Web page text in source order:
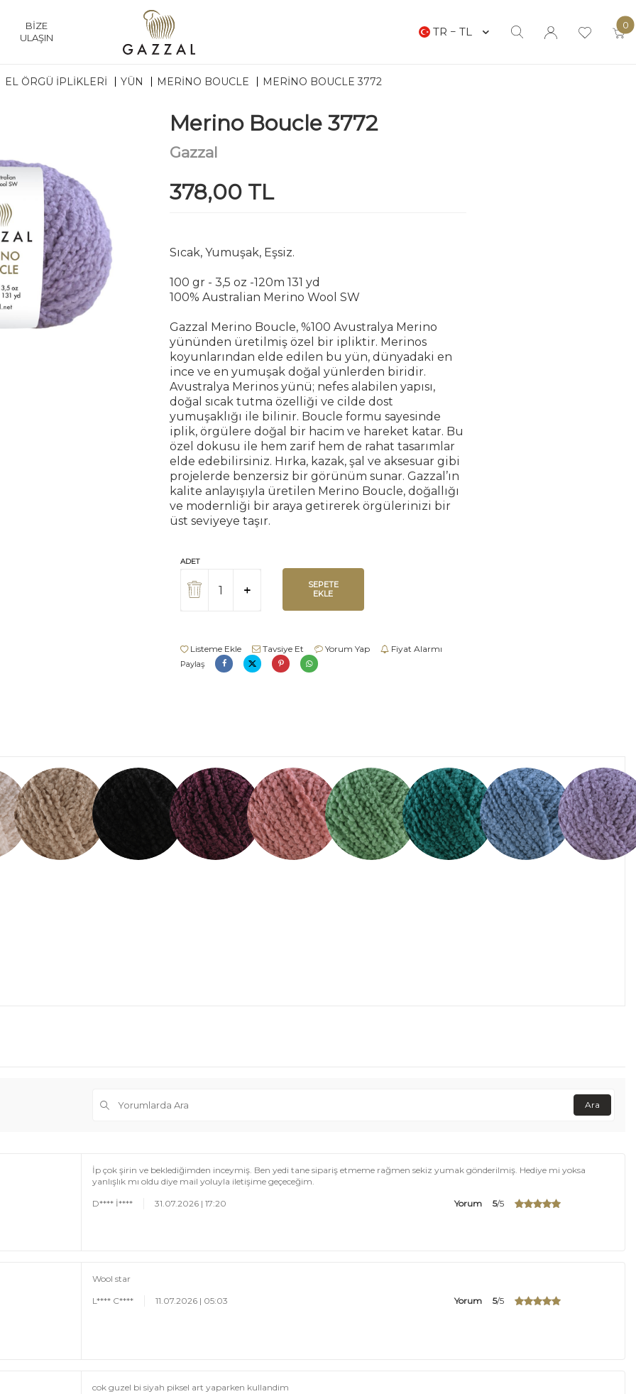
BİZE
ULAŞIN
TR − TL
0
EL ÖRGÜ İPLİKLERİ YÜN MERINO BOUCLE MERINO BOUCLE 3772
Merino Boucle 3772
Gazzal
378,00 TL
Sıcak, Yumuşak, Eşsiz.
100 gr - 3,5 oz -120m 131 yd
100% Australian Merino Wool SW
Gazzal Merino Boucle, %100 Avustralya Merino
yününden üretilmiş özel bir ipliktir. Merinos
koyunlarından elde edilen bu yün, dünyadaki en
ince ve en yumuşak doğal yünlerden biridir.
Avustralya Merinos yünü; nefes alabilen yapısı,
doğal sıcak tutma özelliği ve cilde dost
yumuşaklığı ile bilinir. Boucle formu sayesinde
iplik, örgülere doğal bir hacim ve hareket katar. Bu
özel dokusu ile hem zarif hem de rahat tasarımlar
elde edebilirsiniz. Hırka, kazak, şal ve aksesuar gibi
projelerde benzersiz bir görünüm sunar. Gazzal’ın
kalite anlayışıyla üretilen Merino Boucle, doğallığı
ve modernliği bir araya getirerek örgülerinizi bir
üst seviyeye taşır.
ADET
SEPETE
EKLE
Listeme Ekle Tavsiye Et Yorum Yap Fiyat Alarmı
Paylaş
Ara
İp çok şirin ve beklediğimden inceymiş. Ben yedi tane sipariş etmeme rağmen sekiz yumak gönderilmiş. Hediye mi yoksa
yanlışlık mı oldu diye mail yoluyla iletişime geçeceğim.
D**** İ**** 31.07.2026 | 17:20 Yorum 5/5
Wool star
L**** C**** 11.07.2026 | 05:03 Yorum 5/5
cok guzel bi siyah piksel art yaparken kullandim